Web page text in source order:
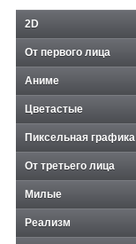
2D
От первого лица
Аниме
Цветастые
Пиксельная графика
От третьего лица
Милые
Реализм